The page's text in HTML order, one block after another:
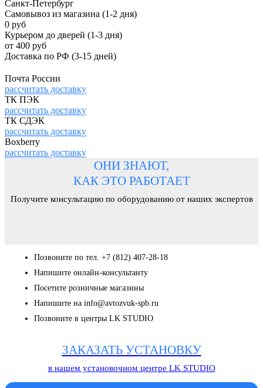
Санкт-Петербург
Самовывоз из магазина (1-2 дня)
0 руб
Курьером до дверей (1-3 дня)
от 400 руб
Доставка по РФ (3-15 дней)
Почта России
рассчитать доставку
ТК ПЭК
рассчитать доставку
ТК СДЭК
рассчитать доставку
Boxberry
рассчитать доставку
ОНИ ЗНАЮТ,
КАК ЭТО РАБОТАЕТ
Получите консультацию по оборудованию от наших экспертов
Позвоните по тел. +7 (812) 407-28-18
Напишите онлайн-консультанту
Посетите розничные магазины
Напишите на info@avtozvuk-spb.ru
Позвоните в центры LK STUDIO
ЗАКАЗАТЬ УСТАНОВКУ
в нашем установочном центре LK STUDIO